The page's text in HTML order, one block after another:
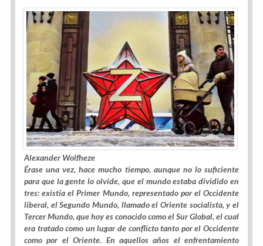
Alexander Wolfheze
Érase una vez, hace mucho tiempo, aunque no lo suficiente
para que la gente lo olvide, que el mundo estaba dividido en
tres: existía el Primer Mundo, representado por el Occidente
liberal, el Segundo Mundo, llamado el Oriente socialista, y el
Tercer Mundo, que hoy es conocido como el Sur Global, el cual
era tratado como un lugar de conflicto tanto por el Occidente
como por el Oriente. En aquellos años el enfrentamiento